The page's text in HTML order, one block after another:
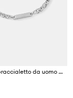
Trussardi braccialetto da uomo acciaio inossidabile T-STEEL